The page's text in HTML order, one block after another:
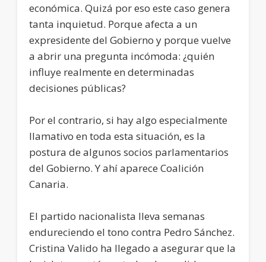
económica. Quizá por eso este caso genera
tanta inquietud. Porque afecta a un
expresidente del Gobierno y porque vuelve
a abrir una pregunta incómoda: ¿quién
influye realmente en determinadas
decisiones públicas?
Por el contrario, si hay algo especialmente
llamativo en toda esta situación, es la
postura de algunos socios parlamentarios
del Gobierno. Y ahí aparece Coalición
Canaria.
El partido nacionalista lleva semanas
endureciendo el tono contra Pedro Sánchez.
Cristina Valido ha llegado a asegurar que la